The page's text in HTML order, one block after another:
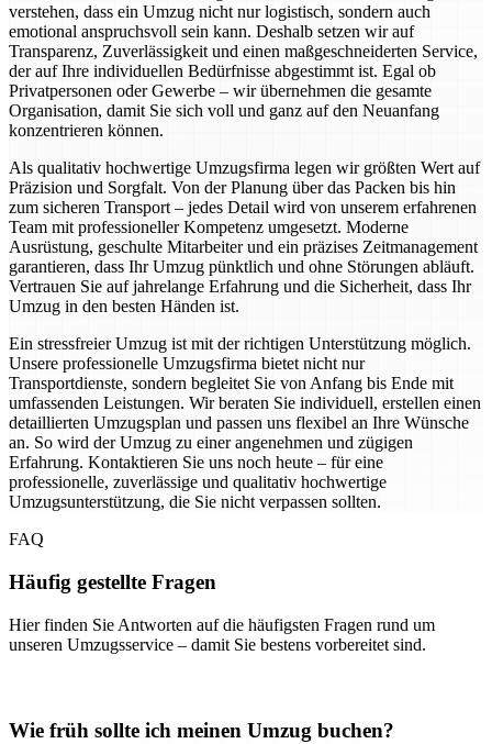
verstehen, dass ein Umzug nicht nur logistisch, sondern auch
emotional anspruchsvoll sein kann. Deshalb setzen wir auf
Transparenz, Zuverlässigkeit und einen maßgeschneiderten Service,
der auf Ihre individuellen Bedürfnisse abgestimmt ist. Egal ob
Privatpersonen oder Gewerbe – wir übernehmen die gesamte
Organisation, damit Sie sich voll und ganz auf den Neuanfang
konzentrieren können.
Als qualitativ hochwertige Umzugsfirma legen wir größten Wert auf
Präzision und Sorgfalt. Von der Planung über das Packen bis hin
zum sicheren Transport – jedes Detail wird von unserem erfahrenen
Team mit professioneller Kompetenz umgesetzt. Moderne
Ausrüstung, geschulte Mitarbeiter und ein präzises Zeitmanagement
garantieren, dass Ihr Umzug pünktlich und ohne Störungen abläuft.
Vertrauen Sie auf jahrelange Erfahrung und die Sicherheit, dass Ihr
Umzug in den besten Händen ist.
Ein stressfreier Umzug ist mit der richtigen Unterstützung möglich.
Unsere professionelle Umzugsfirma bietet nicht nur
Transportdienste, sondern begleitet Sie von Anfang bis Ende mit
umfassenden Leistungen. Wir beraten Sie individuell, erstellen einen
detaillierten Umzugsplan und passen uns flexibel an Ihre Wünsche
an. So wird der Umzug zu einer angenehmen und zügigen
Erfahrung. Kontaktieren Sie uns noch heute – für eine
professionelle, zuverlässige und qualitativ hochwertige
Umzugsunterstützung, die Sie nicht verpassen sollten.
FAQ
Häufig gestellte Fragen
Hier finden Sie Antworten auf die häufigsten Fragen rund um
unseren Umzugsservice – damit Sie bestens vorbereitet sind.
Wie früh sollte ich meinen Umzug buchen?